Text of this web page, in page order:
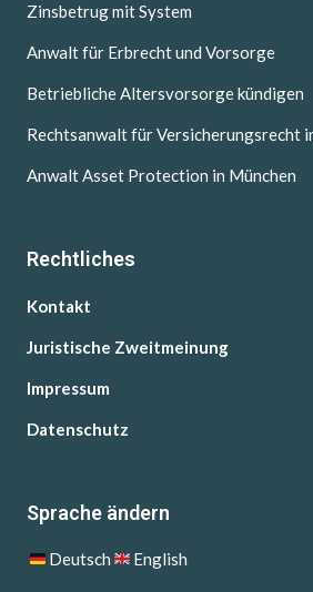
Zinsbetrug mit System
Anwalt für Erbrecht und Vorsorge
Betriebliche Altersvorsorge kündigen
Rechtsanwalt für Versicherungsrecht
Anwalt Asset Protection in München
Rechtliches
Kontakt
Juristische Zweitmeinung
Impressum
Datenschutz
Sprache ändern
Deutsch English